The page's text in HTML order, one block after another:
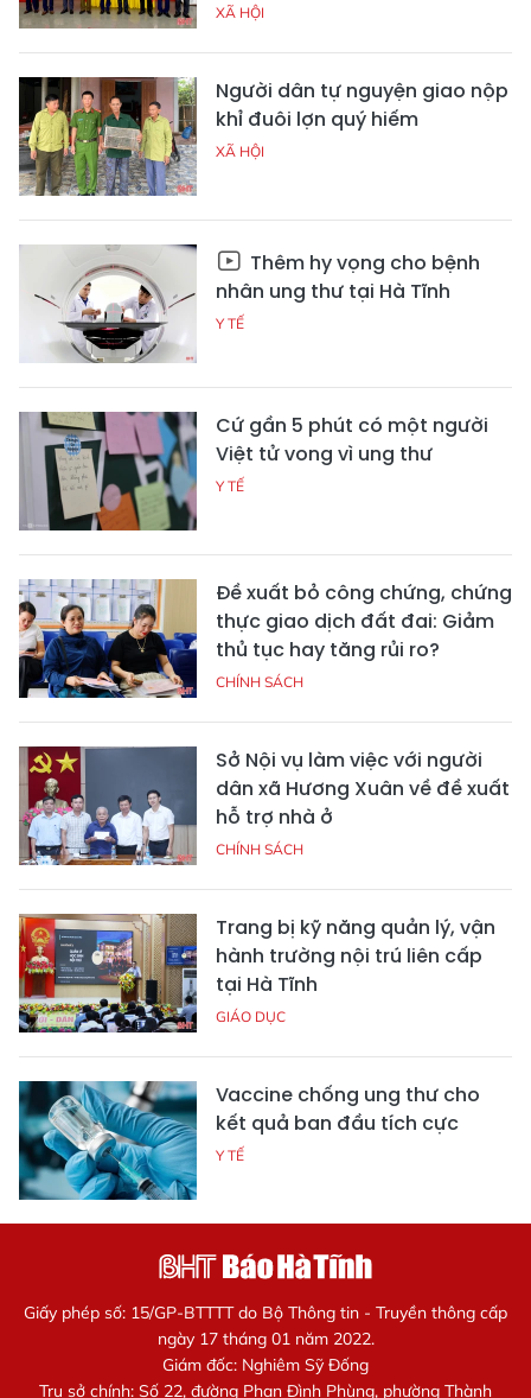
XÃ HỘI
Người dân tự nguyện giao nộp
khỉ đuôi lợn quý hiếm
XÃ HỘI
Thêm hy vọng cho bệnh
nhân ung thư tại Hà Tĩnh
Y TẾ
Cứ gần 5 phút có một người
Việt tử vong vì ung thư
Y TẾ
Đề xuất bỏ công chứng, chứng
thực giao dịch đất đai: Giảm
thủ tục hay tăng rủi ro?
CHÍNH SÁCH
Sở Nội vụ làm việc với người
dân xã Hương Xuân về đề xuất
hỗ trợ nhà ở
CHÍNH SÁCH
Trang bị kỹ năng quản lý, vận
hành trường nội trú liên cấp
tại Hà Tĩnh
GIÁO DỤC
Vaccine chống ung thư cho
kết quả ban đầu tích cực
Y TẾ
Giấy phép số: 15/GP-BTTTT do Bộ Thông tin - Truyền thông cấp
ngày 17 tháng 01 năm 2022.
Giám đốc: Nghiêm Sỹ Đống
Trụ sở chính: Số 22, đường Phan Đình Phùng, phường Thành